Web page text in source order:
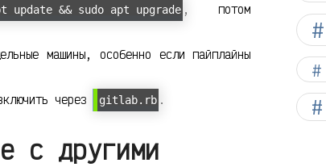
update && sudo apt upgrade , потом
машины, особенно если пайплайны
через gitlab.rb .
с другими